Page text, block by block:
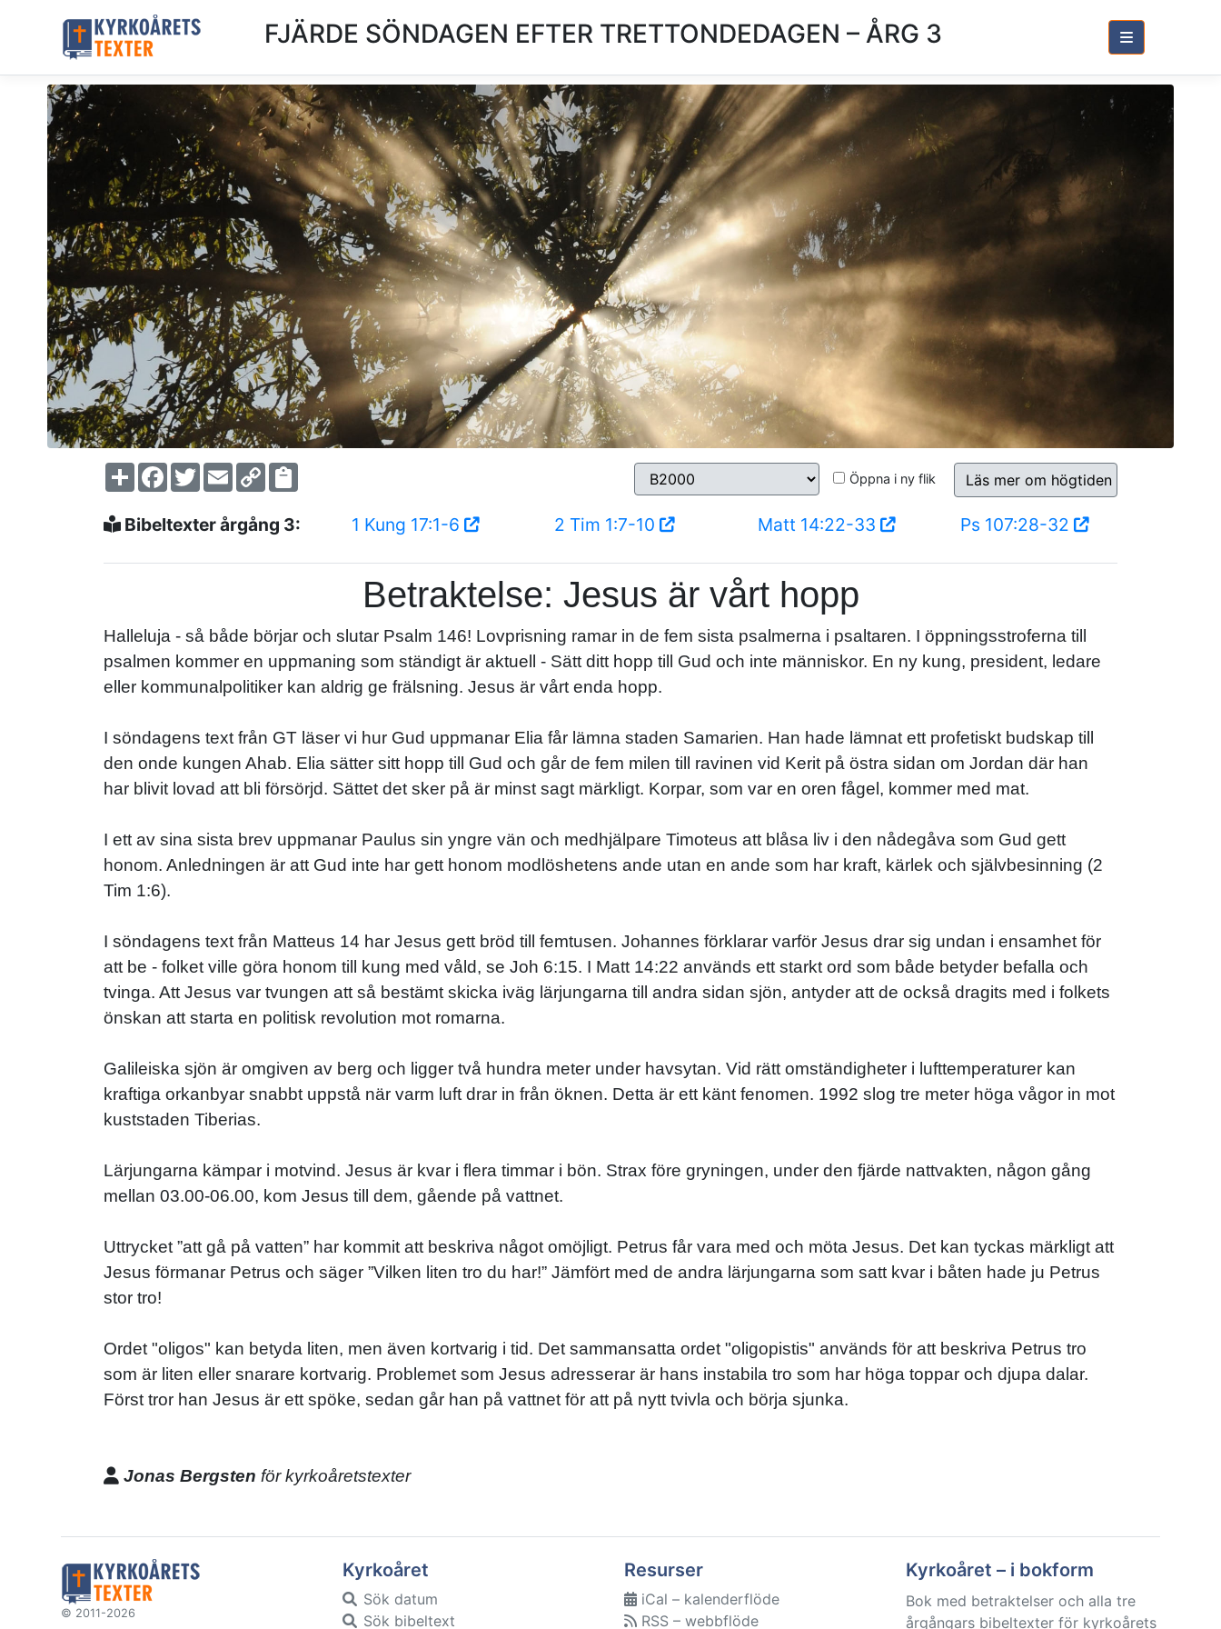
FJÄRDE SÖNDAGEN EFTER TRETTONDEDAGEN – ÅRG 3
ShareFacebook
TwitterEmailCopy
Link Öppna i ny flik Läs mer om högtiden
Bibeltexter årgång 3: 1 Kung 17:1-6 2 Tim 1:7-10 Matt 14:22-33 Ps 107:28-32
Betraktelse: Jesus är vårt hopp
Halleluja - så både börjar och slutar Psalm 146! Lovprisning ramar in de fem sista psalmerna i psaltaren. I öppningsstroferna till
psalmen kommer en uppmaning som ständigt är aktuell - Sätt ditt hopp till Gud och inte människor. En ny kung, president, ledare
eller kommunalpolitiker kan aldrig ge frälsning. Jesus är vårt enda hopp.
I söndagens text från GT läser vi hur Gud uppmanar Elia får lämna staden Samarien. Han hade lämnat ett profetiskt budskap till
den onde kungen Ahab. Elia sätter sitt hopp till Gud och går de fem milen till ravinen vid Kerit på östra sidan om Jordan där han
har blivit lovad att bli försörjd. Sättet det sker på är minst sagt märkligt. Korpar, som var en oren fågel, kommer med mat.
I ett av sina sista brev uppmanar Paulus sin yngre vän och medhjälpare Timoteus att blåsa liv i den nådegåva som Gud gett
honom. Anledningen är att Gud inte har gett honom modlöshetens ande utan en ande som har kraft, kärlek och självbesinning (2
Tim 1:6).
I söndagens text från Matteus 14 har Jesus gett bröd till femtusen. Johannes förklarar varför Jesus drar sig undan i ensamhet för
att be - folket ville göra honom till kung med våld, se Joh 6:15. I Matt 14:22 används ett starkt ord som både betyder befalla och
tvinga. Att Jesus var tvungen att så bestämt skicka iväg lärjungarna till andra sidan sjön, antyder att de också dragits med i folkets
önskan att starta en politisk revolution mot romarna.
Galileiska sjön är omgiven av berg och ligger två hundra meter under havsytan. Vid rätt omständigheter i lufttemperaturer kan
kraftiga orkanbyar snabbt uppstå när varm luft drar in från öknen. Detta är ett känt fenomen. 1992 slog tre meter höga vågor in mot
kuststaden Tiberias.
Lärjungarna kämpar i motvind. Jesus är kvar i flera timmar i bön. Strax före gryningen, under den fjärde nattvakten, någon gång
mellan 03.00-06.00, kom Jesus till dem, gående på vattnet.
Uttrycket ”att gå på vatten” har kommit att beskriva något omöjligt. Petrus får vara med och möta Jesus. Det kan tyckas märkligt att
Jesus förmanar Petrus och säger ”Vilken liten tro du har!” Jämfört med de andra lärjungarna som satt kvar i båten hade ju Petrus
stor tro!
Ordet "oligos" kan betyda liten, men även kortvarig i tid. Det sammansatta ordet "oligopistis" används för att beskriva Petrus tro
som är liten eller snarare kortvarig. Problemet som Jesus adresserar är hans instabila tro som har höga toppar och djupa dalar.
Först tror han Jesus är ett spöke, sedan går han på vattnet för att på nytt tvivla och börja sjunka.
Jonas Bergsten för kyrkoåretstexter
© 2011-2026
Kyrkoåret
Sök datum
Sök bibeltext
Resurser
iCal – kalenderflöde
RSS – webbflöde
Kyrkoåret – i bokform
Bok med betraktelser och alla tre
årgångars bibeltexter för kyrkoårets